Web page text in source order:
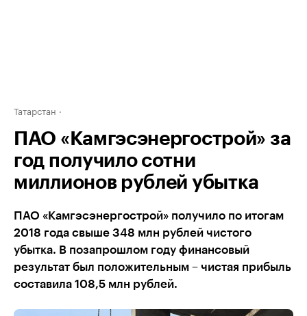
Татарстан
ПАО «Камгэсэнергострой» за
год получило сотни
миллионов рублей убытка
ПАО «Камгэсэнергострой» получило по итогам
2018 года свыше 348 млн рублей чистого
убытка. В позапрошлом году финансовый
результат был положительным – чистая прибыль
составила 108,5 млн рублей.